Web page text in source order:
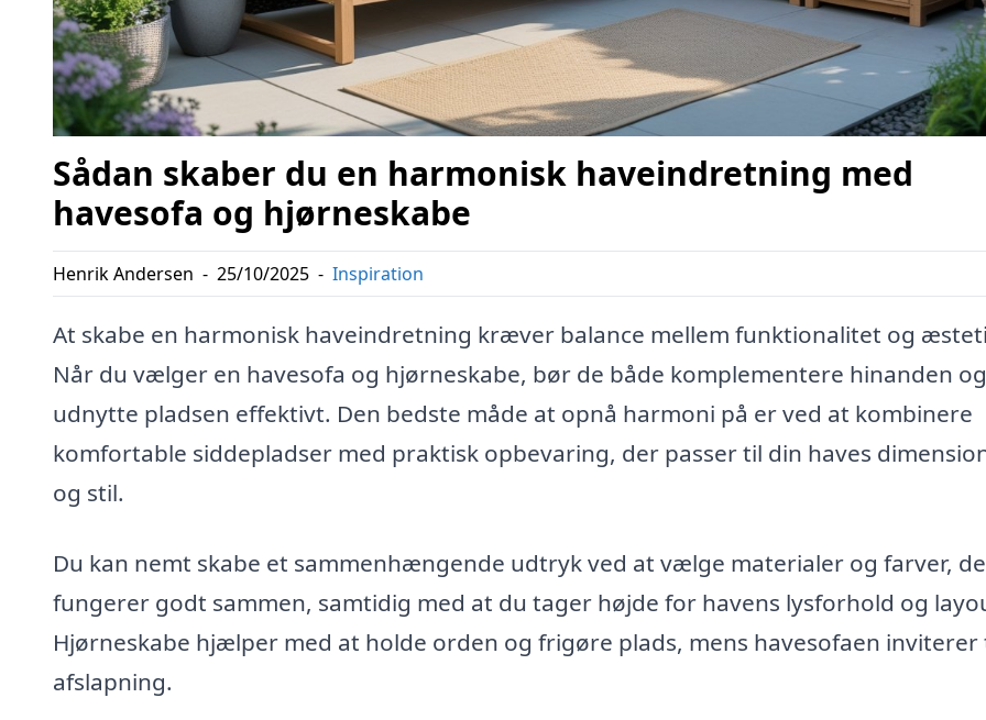
Sådan skaber du en harmonisk haveindretning med
havesofa og hjørneskabe
Henrik Andersen - 25/10/2025 - Inspiration
At skabe en harmonisk haveindretning kræver balance mellem funktionalitet og
Når du vælger en havesofa og hjørneskabe, bør de både komplementere hinanden og
udnytte pladsen effektivt. Den bedste måde at opnå harmoni på er ved at kombinere
komfortable siddepladser med praktisk opbevaring, der passer til din haves
og stil.
Du kan nemt skabe et sammenhængende udtryk ved at vælge materialer og farver,
fungerer godt sammen, samtidig med at du tager højde for havens lysforhold og
Hjørneskabe hjælper med at holde orden og frigøre plads, mens havesofaen inviterer
afslapning.